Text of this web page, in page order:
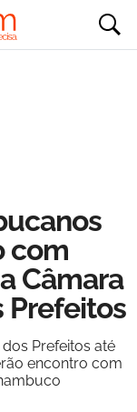
com
Câmara
Prefeitos
Prefeitos até
encontro com